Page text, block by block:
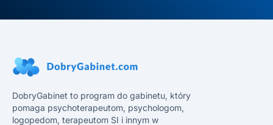
DobryGabinet to program do gabinetu, który
pomaga psychoterapeutom, psychologom,
logopedom, terapeutom SI i innym w